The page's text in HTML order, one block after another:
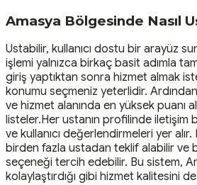
Amasya Bölgesinde Nasıl
Ustabilir, kullanıcı dostu bir arayüz
işlemi yalnızca birkaç basit adımla
giriş yaptıktan sonra hizmet almak
konumu seçmeniz yeterlidir.
ve hizmet alanında en yüksek puanı
listeler.Her ustanın profilinde iletişim
ve kullanıcı değerlendirmeleri yer alır.
birden fazla ustadan teklif alabilir ve
seçeneği tercih edebilir. Bu sistem,
kolaylaştırdığı gibi hizmet kalitesini de